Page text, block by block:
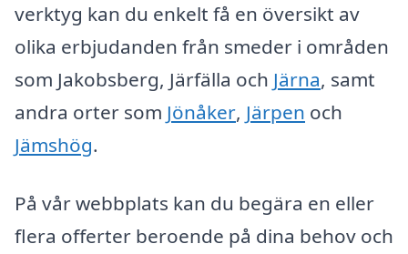
verktyg kan du enkelt få en översikt av
olika erbjudanden från smeder i områden
som Jakobsberg, Järfälla och Järna, samt
andra orter som Jönåker, Järpen och
Jämshög.
På vår webbplats kan du begära en eller
flera offerter beroende på dina behov och